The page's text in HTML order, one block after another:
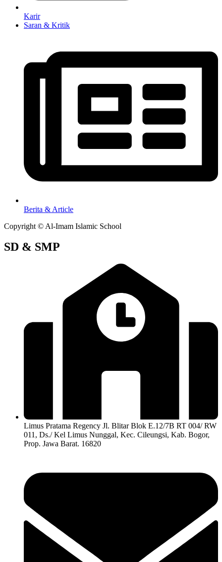
Karir
Saran & Kritik
Berita & Article
Copyright © Al-Imam Islamic School
SD & SMP
Limus Pratama Regency Jl. Blitar Blok E.12/7B RT 004/ RW
011, Ds./ Kel Limus Nunggal, Kec. Cileungsi, Kab. Bogor,
Prop. Jawa Barat. 16820